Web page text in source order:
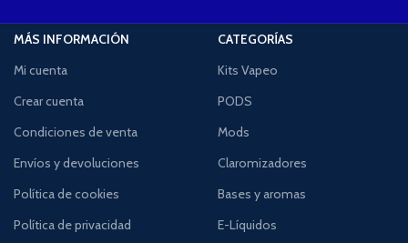
MÁS INFORMACIÓN
Mi cuenta
Crear cuenta
Condiciones de venta
Envíos y devoluciones
Política de cookies
Política de privacidad
CATEGORÍAS
Kits Vapeo
PODS
Mods
Claromizadores
Bases y aromas
E-Líquidos